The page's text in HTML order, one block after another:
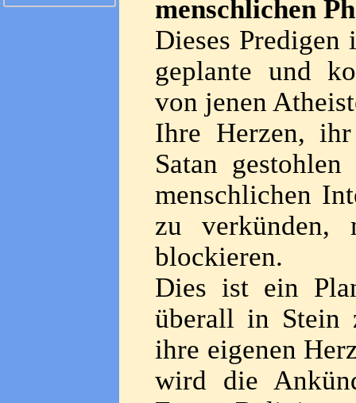
menschlichen
Dieses
geplante und
von jenen
Ihre Herzen,
Satan
menschlichen
zu
blockieren.
Dies ist ein
überall in Stein
ihre eigenen
wird die